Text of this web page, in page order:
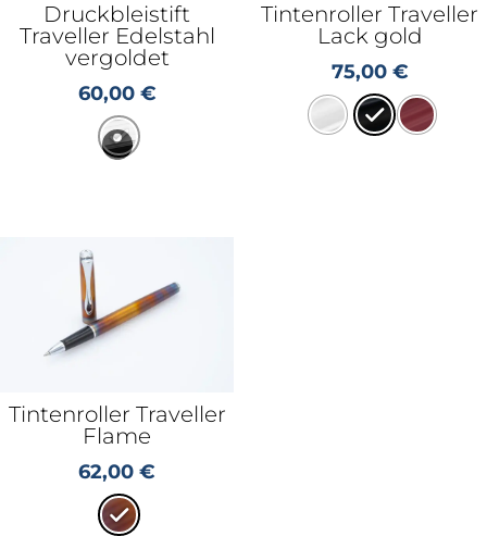
Druckbleistift
Traveller Edelstahl
vergoldet
60,00 €
Tintenroller Traveller
Lack gold
75,00 €
Tintenroller Traveller
Flame
62,00€